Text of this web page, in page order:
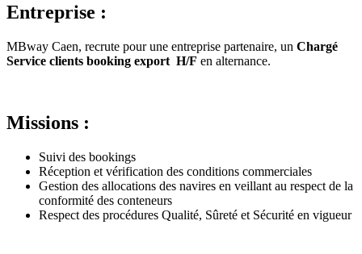
Entreprise :
MBway Caen, recrute pour une entreprise partenaire, un Chargé
Service clients booking export H/F en alternance.
Missions :
Suivi des bookings
Réception et vérification des conditions commerciales
Gestion des allocations des navires en veillant au respect de la
conformité des conteneurs
Respect des procédures Qualité, Sûreté et Sécurité en vigueur